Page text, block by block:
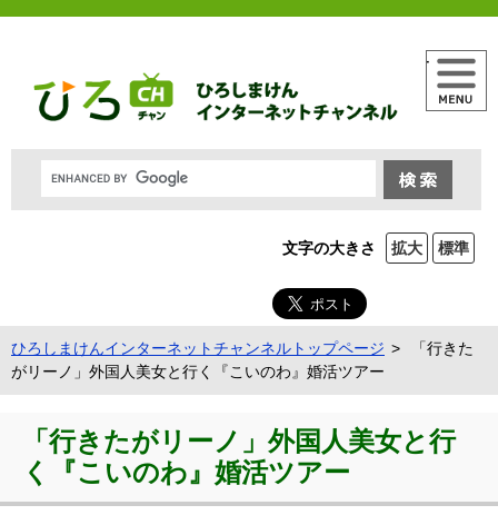
文字の大きさ 拡大 標準
メニュー
ひろしまけんインターネットチャンネルトップページ
「行きた
がリーノ」外国人美女と行く『こいのわ』婚活ツアー
「行きたがリーノ」外国人美女と行
く『こいのわ』婚活ツアー